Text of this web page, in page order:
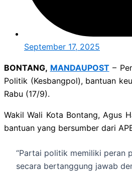
September 17, 2025
BONTANG, MANDAUPOST–
Politik (Kesbangpol), bantuan
Rabu (17/9).
Wakil Wali Kota Bontang, Agus
bantuan yang bersumber dari
“Partai politik memiliki peran
secara bertanggung jawab